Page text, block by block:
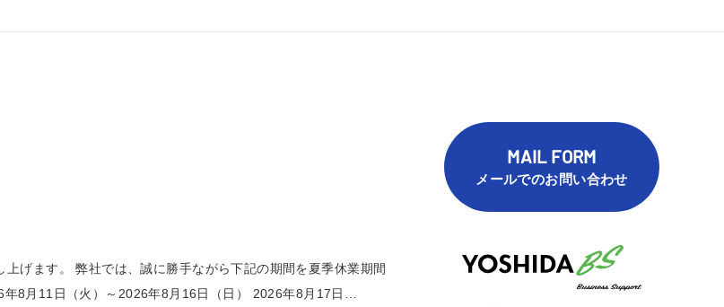
げます。 弊社では、誠に勝手ながら下記の期間を夏季休業期間
8月11日（火）～2026年8月16日（日） 2026年8月17日…
MAIL FORM
メールでのお問い合わせ